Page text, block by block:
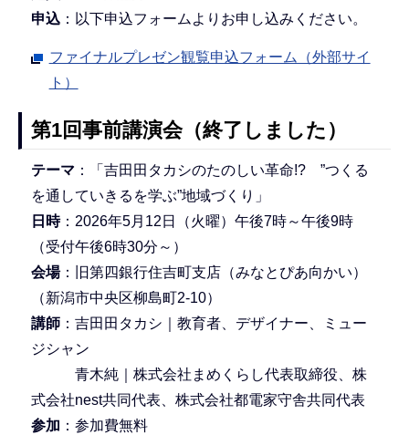
申込：以下申込フォームよりお申し込みください。
ファイナルプレゼン観覧申込フォーム（外部サイ
ト）
第1回事前講演会（終了しました）
テーマ ：「吉田田タカシのたのしい革命!? ”つくる
を通していきるを学ぶ”地域づくり」
日時：2026年5月12日（火曜）午後7時～午後9時
（受付午後6時30分～）
会場：旧第四銀行住吉町支店（みなとぴあ向かい）
（新潟市中央区柳島町2-10）
講師：吉田田タカシ｜教育者、デザイナー、ミュー
ジシャン
青木純｜株式会社まめくらし代表取締役、株
式会社nest共同代表、株式会社都電家守舎共同代表
参加 ：参加費無料